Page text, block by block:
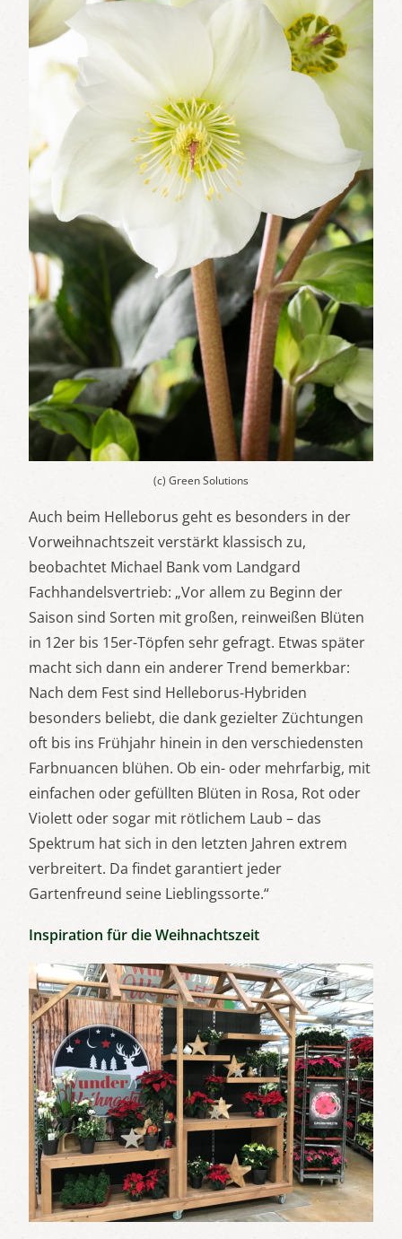
(c) Green Solutions
Auch beim Helleborus geht es besonders in der
Vorweihnachtszeit verstärkt klassisch zu,
beobachtet Michael Bank vom Landgard
Fachhandelsvertrieb: „Vor allem zu Beginn der
Saison sind Sorten mit großen, reinweißen Blüten
in 12er bis 15er-Töpfen sehr gefragt. Etwas später
macht sich dann ein anderer Trend bemerkbar:
Nach dem Fest sind Helleborus-Hybriden
besonders beliebt, die dank gezielter Züchtungen
oft bis ins Frühjahr hinein in den verschiedensten
Farbnuancen blühen. Ob ein- oder mehrfarbig, mit
einfachen oder gefüllten Blüten in Rosa, Rot oder
Violett oder sogar mit rötlichem Laub – das
Spektrum hat sich in den letzten Jahren extrem
verbreitert. Da findet garantiert jeder
Gartenfreund seine Lieblingssorte.“
Inspiration für die Weihnachtszeit